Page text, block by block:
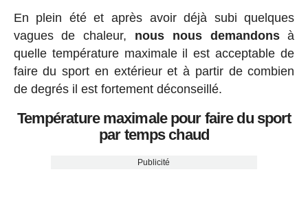
En plein été et après avoir déjà subi quelques
vagues de chaleur, nous nous demandonsà
quelle température maximale il est acceptable de
faire du sport en extérieur et à partir de combien
de degrés il est fortement déconseillé.
Température maximale pour faire du sport
par temps chaud
Publicité